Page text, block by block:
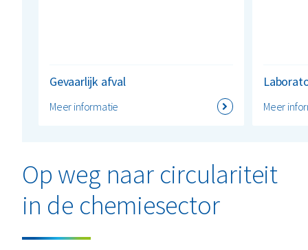
Gevaarlijk afval
Meer informatie Meer
Op weg naar circulariteit
in de chemiesector